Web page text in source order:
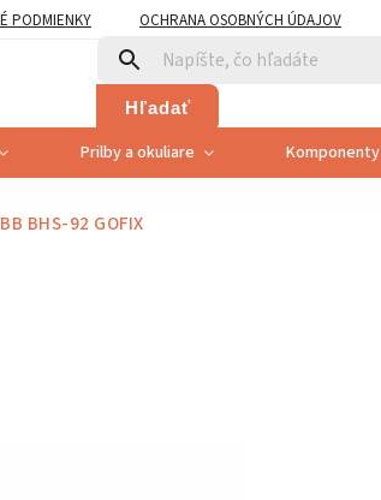
PODMIENKY OCHRANA OSOBNÝCH ÚDAJOV
PRÁVA SPOTREBITEĽA NA ODSTÚPENIE
Hľadať
Prilby a okuliare Komponenty
BHS-92 GOFIX